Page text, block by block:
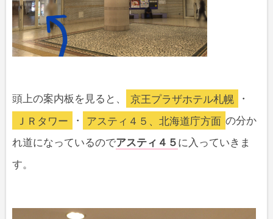
頭上の案内板を見ると、 京王プラザホテル札幌
・
ＪＲタワー
・ アスティ４５、北海道庁方面 の分か
れ道になっているのでアスティ４５ に入っていきま
す。